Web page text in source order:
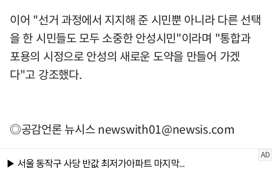
이어 "선거 과정에서 지지해 준 시민뿐 아니라 다른 선택
을 한 시민들도 모두 소중한 안성시민"이라며 "통합과
포용의 시정으로 안성의 새로운 도약을 만들어 가겠
다"고 강조했다.
◎공감언론 뉴시스newswith01@newsis.com